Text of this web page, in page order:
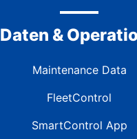
Daten &
Maintenance Data
FleetControl
SmartControl App